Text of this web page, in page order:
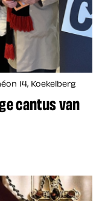
14, Koekelberg
cantus van